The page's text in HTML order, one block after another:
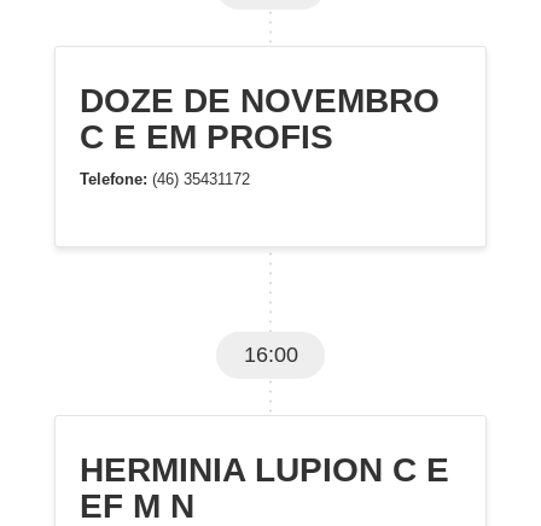
DOZE DE NOVEMBRO
C E EM PROFIS
Telefone: (46) 35431172
16:00
HERMINIA LUPION C E
EF M N